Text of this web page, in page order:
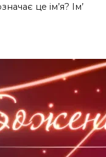
це ім’я? Ім’